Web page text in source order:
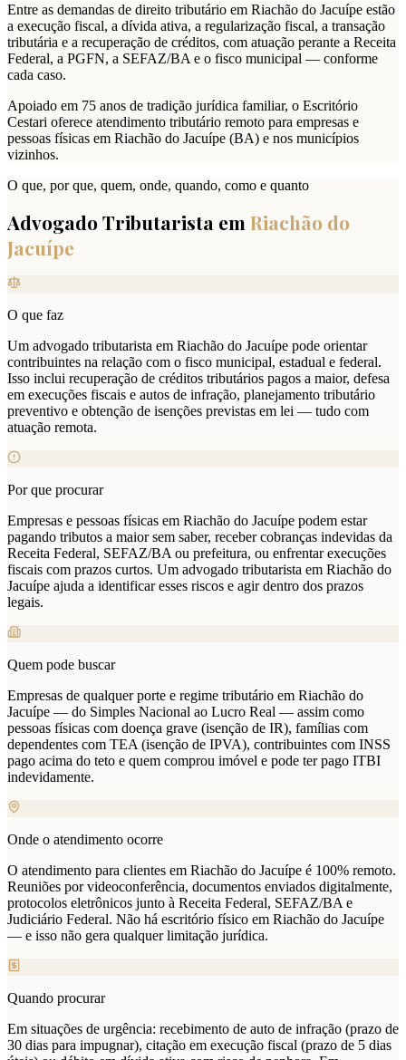
Entre as demandas de direito tributário em Riachão do Jacuípe estão
a execução fiscal, a dívida ativa, a regularização fiscal, a transação
tributária e a recuperação de créditos, com atuação perante a Receita
Federal, a PGFN, a SEFAZ/BA e o fisco municipal — conforme
cada caso.
Apoiado em 75 anos de tradição jurídica familiar, o Escritório
Cestari oferece atendimento tributário remoto para empresas e
pessoas físicas em Riachão do Jacuípe (BA) e nos municípios
vizinhos.
O que, por que, quem, onde, quando, como e quanto
Advogado Tributarista em Riachão do
Jacuípe
O que faz
Um advogado tributarista em Riachão do Jacuípe pode orientar
contribuintes na relação com o fisco municipal, estadual e federal.
Isso inclui recuperação de créditos tributários pagos a maior, defesa
em execuções fiscais e autos de infração, planejamento tributário
preventivo e obtenção de isenções previstas em lei — tudo com
atuação remota.
Por que procurar
Empresas e pessoas físicas em Riachão do Jacuípe podem estar
pagando tributos a maior sem saber, receber cobranças indevidas da
Receita Federal, SEFAZ/BA ou prefeitura, ou enfrentar execuções
fiscais com prazos curtos. Um advogado tributarista em Riachão do
Jacuípe ajuda a identificar esses riscos e agir dentro dos prazos
legais.
Quem pode buscar
Empresas de qualquer porte e regime tributário em Riachão do
Jacuípe — do Simples Nacional ao Lucro Real — assim como
pessoas físicas com doença grave (isenção de IR), famílias com
dependentes com TEA (isenção de IPVA), contribuintes com INSS
pago acima do teto e quem comprou imóvel e pode ter pago ITBI
indevidamente.
Onde o atendimento ocorre
O atendimento para clientes em Riachão do Jacuípe é 100% remoto.
Reuniões por videoconferência, documentos enviados digitalmente,
protocolos eletrônicos junto à Receita Federal, SEFAZ/BA e
Judiciário Federal. Não há escritório físico em Riachão do Jacuípe
— e isso não gera qualquer limitação jurídica.
Quando procurar
Em situações de urgência: recebimento de auto de infração (prazo de
30 dias para impugnar), citação em execução fiscal (prazo de 5 dias